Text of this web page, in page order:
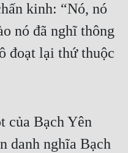
kinh: “Nó, nó
nó đã nghĩ thông
đoạt lại thứ thuộc
của Bạch Yên
danh nghĩa Bạch